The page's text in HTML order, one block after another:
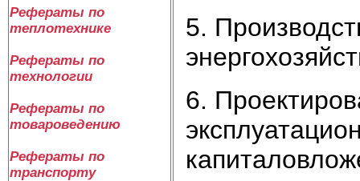
Рефераты по
теплотехнике
Рефераты по
технологии
Рефераты по
товароведению
Рефераты по
транспорту
5.
6.